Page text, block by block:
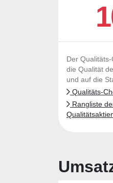
Der
die Qualität
und auf die
Qualitäts-
Rangliste